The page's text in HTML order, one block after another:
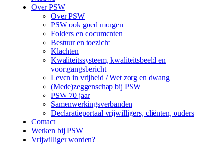
Over PSW
Over PSW
PSW ook goed morgen
Folders en documenten
Bestuur en toezicht
Klachten
Kwaliteitssysteem, kwaliteitsbeeld en
voortgangsbericht
Leven in vrijheid / Wet zorg en dwang
(Mede)zeggenschap bij PSW
PSW 70 jaar
Samenwerkingsverbanden
Declaratieportaal vrijwilligers, cliënten, ouders
Contact
Werken bij PSW
Vrijwilliger worden?